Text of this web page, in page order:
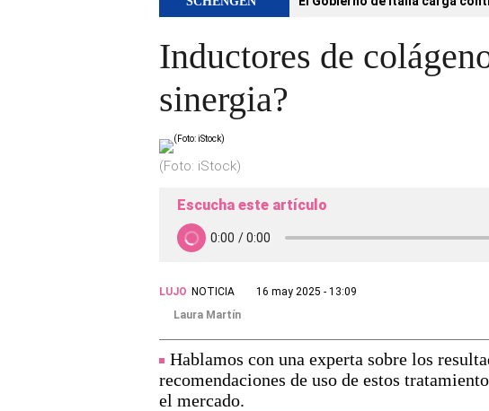
Inductores de
sinergia?
(Foto: iStock)
Escucha este artículo
LUJO NOTICIA
16 may 2025 - 13:09
Laura Martín
Hablamos con una experta sobre los
recomendaciones de uso de estos
el mercado.